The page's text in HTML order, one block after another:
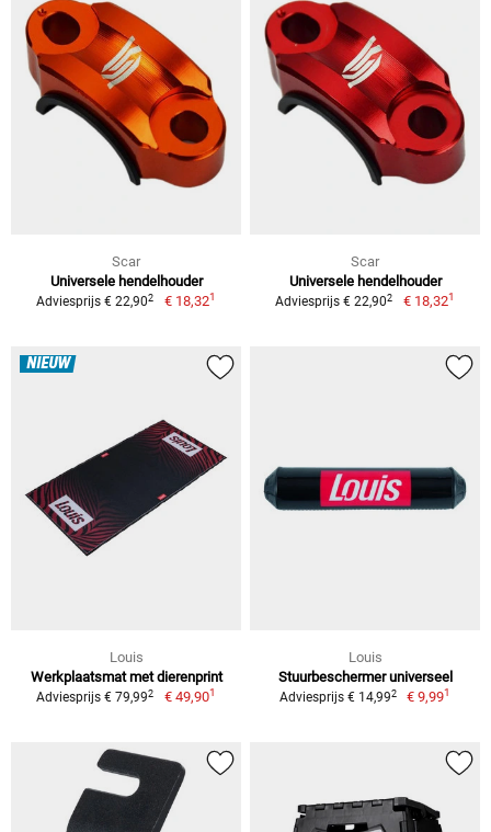
Scar
Universele hendelhouder
Adviesprijs € 22,902 € 18,321
Scar
Universele hendelhouder
Adviesprijs € 22,902 € 18,321
NIEUW
Louis
Werkplaatsmat met dierenprint
Adviesprijs € 79,992 € 49,901
Louis
Stuurbeschermer universeel
Adviesprijs € 14,992 € 9,991